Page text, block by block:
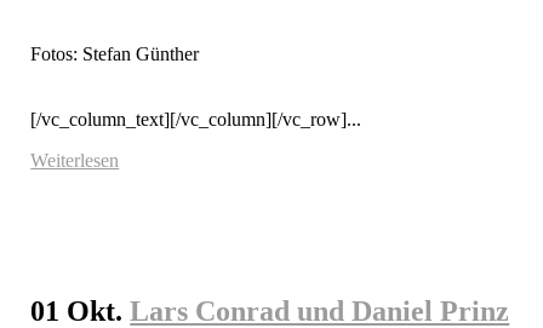
Fotos: Stefan Günther
[/vc_column_text][/vc_column][/vc_row]...
Weiterlesen
01 Okt. Lars Conrad und Daniel Prinz